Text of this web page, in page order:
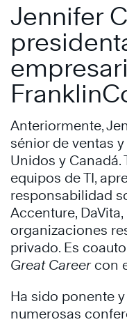
Jennifer
Anteriormente,
sénior de ventas
Unidos y
equipos de TI,
responsabilidad
Accenture,
organizaciones
privado. Es
Great Careercon
Ha sido ponente
numerosas